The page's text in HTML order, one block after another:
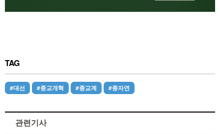
TAG
#대선 #종교개혁 #종교계 #종자연
관련기사